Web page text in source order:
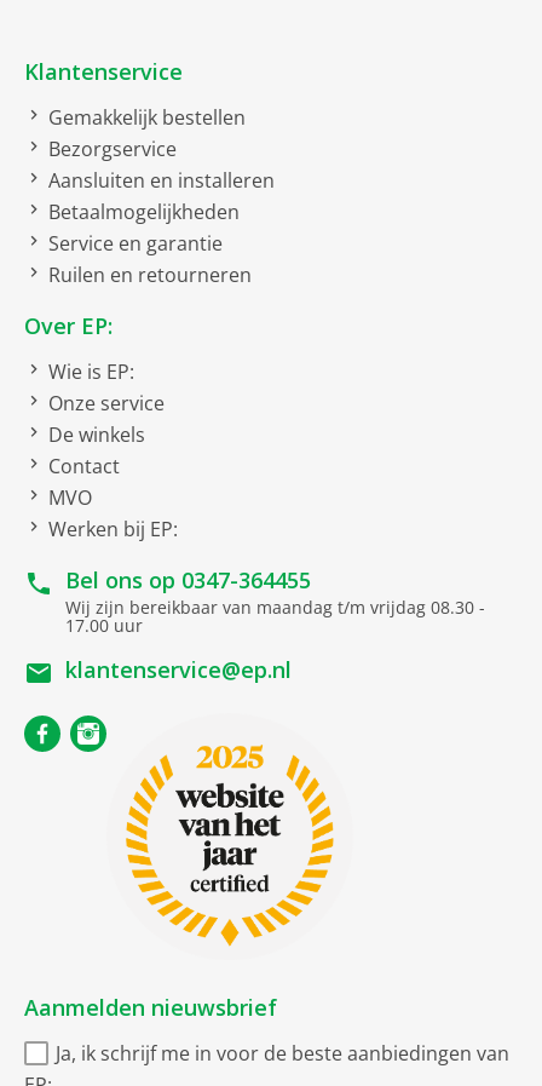
W-Lan 802.11 n
W-Lan 802.11 ac
W-Lan 802.11 ax
WiFi 5
WiFi 6
Dual band
Netto afmetingen
netto breedte
netto hoogte
Soort
Router
Intern
Klantenservice
Gemakkelijk bestellen
Bezorgservice
Aansluiten en installeren
Betaalmogelijkheden
Service en garantie
Ruilen en retourneren
Over EP:
Wie is EP:
Onze service
De winkels
Contact
MVO
Werken bij EP:
Bel ons op 0347-364455
Wij zijn bereikbaar van maandag t/m vrijdag 08.30 -
17.00 uur
klantenservice@ep.nl
Aanmelden nieuwsbrief
Ja, ik schrijf me in voor de beste aanbiedingen van